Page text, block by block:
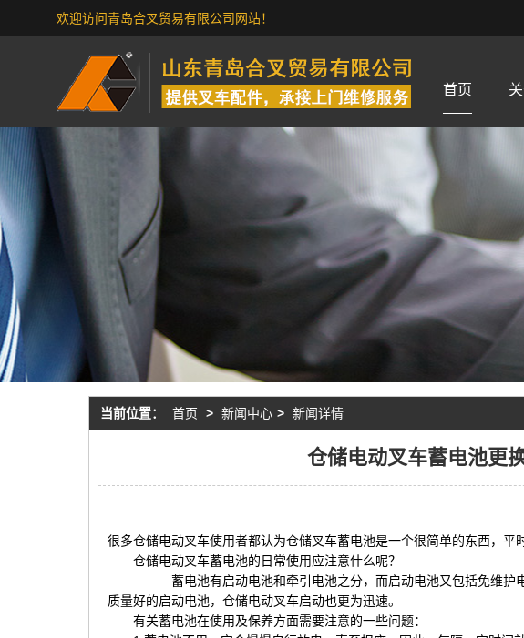
欢迎访问青岛合叉贸易有限公司网站！
首页
当前位置： 首页 > 新闻中心 > 新闻详情
仓储电动叉车蓄电池更
很多仓储电动叉车使用者都认为仓储叉车蓄电池是一个很简单的东西，
仓储电动叉车蓄电池的日常使用应注意什么呢？
蓄电池有启动电池和牵引电池之分，而启动电池又包括免维护电池
质量好的启动电池，仓储电动叉车启动也更为迅速。
有关蓄电池在使用及保养方面需要注意的一些问题：